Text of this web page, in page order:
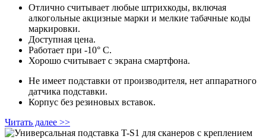
Отлично считывает любые штрихкоды, включая
алкогольные акцизные марки и мелкие табачные коды
маркировки.
Доступная цена.
Работает при -10° С.
Хорошо считывает с экрана смартфона.
Не имеет подставки от производителя, нет аппаратного
датчика подставки.
Корпус без резиновых вставок.
Читать далее >>